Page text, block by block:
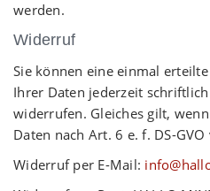
werden.
Widerruf
Sie können eine einmal
Ihrer Daten jederzeit
widerrufen. Gleiches gilt,
Daten nach Art. 6 e. f. DS-
Widerruf per E-Mail: